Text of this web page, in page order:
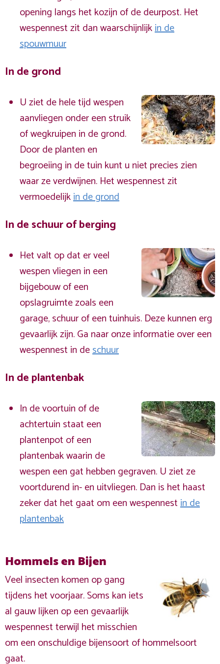
opening langs het kozijn of de deurpost. Het
wespennest zit dan waarschijnlijkin de
spouwmuur
In de grond
U ziet de hele tijd wespen
aanvliegen onder een struik
of wegkruipen in de grond.
Door de planten en
begroeiing in de tuin kunt u niet precies zien
waar ze verdwijnen. Het wespennest zit
vermoedelijkin de grond
In de schuur of berging
Het valt op dat er veel
wespen vliegen in een
bijgebouw of een
opslagruimte zoals een
garage, schuur of een tuinhuis. Deze kunnen erg
gevaarlijk zijn. Ga naar onze informatie over een
wespennest in deschuur
In de plantenbak
In de voortuin of de
achtertuin staat een
plantenpot of een
plantenbak waarin de
wespen een gat hebben gegraven. U ziet ze
voortdurend in- en uitvliegen. Dan is het haast
zeker dat het gaat om een wespennestin de
plantenbak
Hommels en Bijen
Veel insecten komen op gang
tijdens het voorjaar. Soms kan iets
al gauw lijken op een gevaarlijk
wespennest terwijl het misschien
om een onschuldige bijensoort of hommelsoort
gaat.